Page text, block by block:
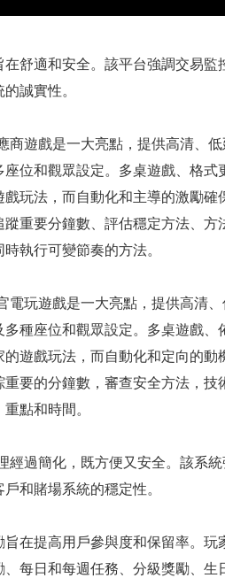
舒適和安全。該平台強調交易監
誠實性。
商遊戲是一大亮點，提供高清、
位和觀眾設定。多桌遊戲、格
玩法，而自動化和主導的激勵
重要分鐘數、評估穩定方法、
執行可變節奏的方法。
電玩遊戲是一大亮點，提供高清
種座位和觀眾設定。多桌遊戲
遊戲玩法，而自動化和定向的
要的分鐘數，審查安全方法，技
點和時間。
經過簡化，既方便又安全。該系
和賭場系統的穩定性。
旨在提高用戶參與度和保留率。
每日和每週任務、分級獎勵、